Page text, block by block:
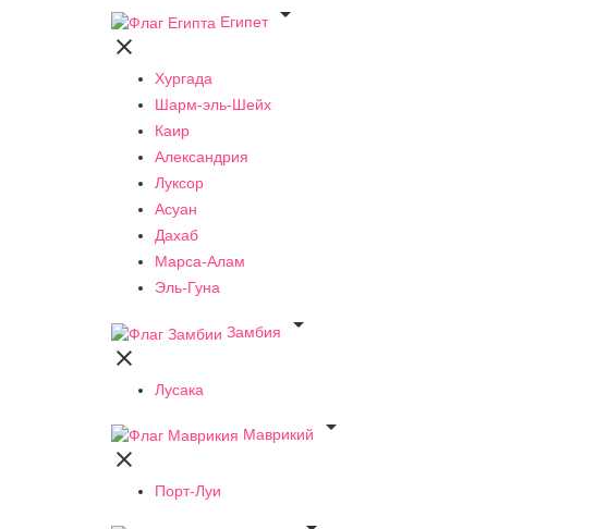
Египет


Хургада
Шарм-эль-Шейх
Каир
Александрия
Луксор
Асуан
Дахаб
Марса-Алам
Эль-Гуна
Замбия


Лусака
Маврикий


Порт-Луи